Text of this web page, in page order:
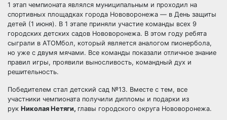
1 этап чемпионата являлся муниципальным и проходил на
спортивных площадках города Нововоронежа — в День защиты
детей (1 июня). В 1 этапе приняли участие команды всех 9
городских детских садов Нововоронежа. В этом году ребята
сыграли в АТОМбол, который является аналогом пионербола,
но уже с двумя мячами. Все команды показали отличное знание
правил игры, проявили выносливость, командный дух и
решительность.
Победителем стал детский сад №13. Вместе с тем, все
участники чемпионата получили дипломы и подарки из
рук Николая Нетяги, главы городского округа Нововоронежа.